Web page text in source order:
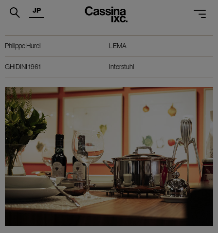
.
PRODUCTS
SERVICES
PROJECTS
MAGAZINE
SUPPORT
SHOPS
CATALOGUES
PROFESSIONAL
ONLINE STORE お問合せ
JP
must - know
Philippe Hurel LEMA
GHIDINI 1961 Interstuhl